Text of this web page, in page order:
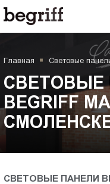
СВЕТОВЫЕ
BEGRIFF
MAGNET
в
Смоленске
Главная Световые
СВЕТОВЫЕ
BEGRIFF
СВЕТОВЫЕ ПАНЕЛИ
ООО
"Компания
Бегрифф"
Свердловская
обл.
620016
г.
Екатеринбург
107,